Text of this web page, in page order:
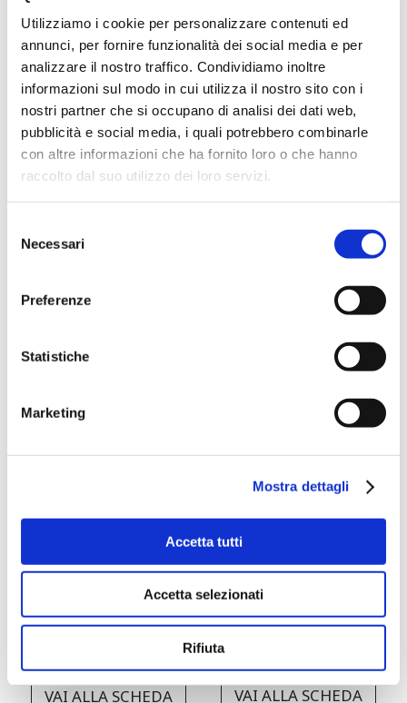
Utilizziamo i cookie per personalizzare contenuti ed
annunci, per fornire funzionalità dei social media e per
analizzare il nostro traffico. Condividiamo inoltre
informazioni sul modo in cui utilizza il nostro sito con i
nostri partner che si occupano di analisi dei dati web,
pubblicità e social media, i quali potrebbero combinarle
con altre informazioni che ha fornito loro o che hanno
raccolto dal suo utilizzo dei loro servizi.
delNecessari
Preferenze
Statistiche
Marketing
Mostra dettagli
Accetta tutti
Accetta selezionati
Rifiuta
AROMATIZZATI
AROMATIZZATIL’OLIVETO
GUSTO SAPORITO
250ML
VAI ALLA SCHEDA
AROMATIZZATIL’OLIVETO
GUSTO ARGUTO
250ML
VAI ALLA SCHEDA